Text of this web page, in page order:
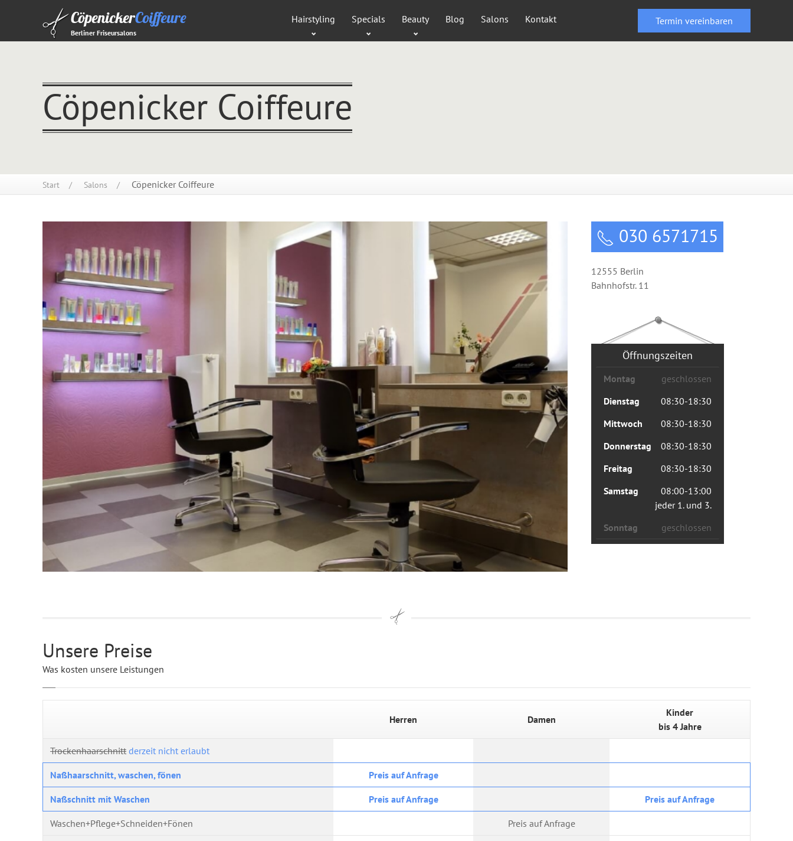
CöpenickerCoiffeure
Berliner Friseursalons
Hairstyling Specials Beauty Blog Salons Kontakt Termin vereinbaren
Cöpenicker Coiffeure
Start Salons Cöpenicker Coiffeure
030 6571715
12555 Berlin
Bahnhofstr. 11
Öffnungszeiten
Montag
geschlossen
Dienstag
08:30-18:30
Mittwoch
08:30-18:30
Donnerstag
08:30-18:30
Freitag
08:30-18:30
Samstag
08:00-13:00
jeder 1. und 3.
Sonntag
geschlossen
Unsere Preise
Was kosten unsere Leistungen
Herren Damen
Kinder
bis 4 Jahre
Trockenhaarschnitt derzeit nicht erlaubt
Naßhaarschnitt, waschen, fönen Preis auf Anfrage
Naßschnitt mit Waschen Preis auf Anfrage Preis auf Anfrage
Waschen+Pflege+Schneiden+Fönen Preis auf Anfrage